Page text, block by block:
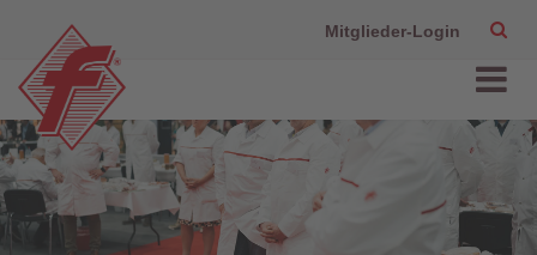
Mitglieder-Login